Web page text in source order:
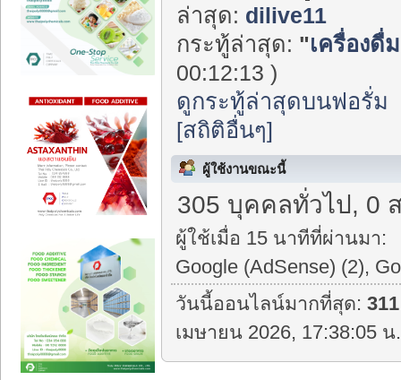
ล่าสุด: dilive11
กระทู้ล่าสุด: "เครื่องดื่
00:12:13 )
ดูกระทู้ล่าสุดบนฟอรั่ม
[สถิติอื่นๆ]
ผู้ใช้งานขณะนี้
305 บุคคลทั่วไป, 0
ผู้ใช้เมื่อ 15 นาทีที่ผ่านมา:
Google (AdSense) (2),
วันนี้ออนไลน์มากที่สุด:311
เมษายน 2026, 17:38:05 น